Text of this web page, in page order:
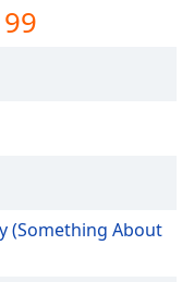
(Something About